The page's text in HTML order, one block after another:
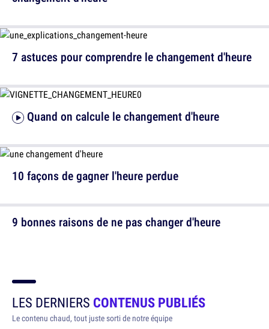
Quand on calcule le changement d'heure
9 bonnes raisons de ne pas changer d'heure
7 astuces pour comprendre le changement d'heure
10 façons de gagner l'heure perdue
LES DERNIERS CONTENUS PUBLIÉS
Le contenu chaud, tout juste sorti de notre équipe